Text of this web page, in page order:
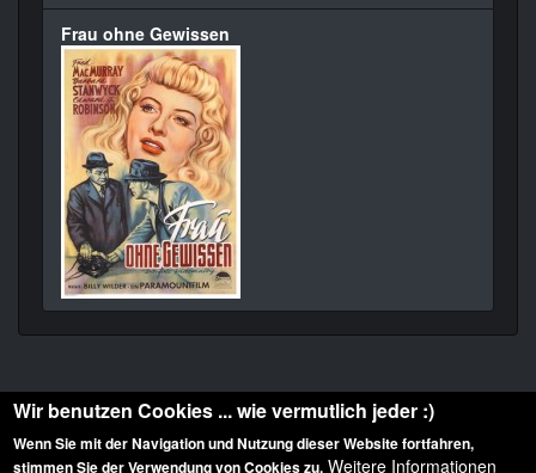
Frau ohne Gewissen
Wir benutzen Cookies ... wie vermutlich jeder :)
Wenn Sie mit der Navigation und Nutzung dieser Website fortfahren,
stimmen Sie der Verwendung von Cookies zu. Weitere Informationen